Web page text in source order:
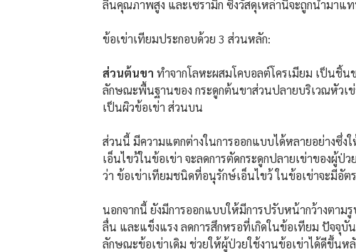
ลีนคุณภาพสูง และเซรามิก ซึ่งวัสดุเหล่านี้จะถูกนำมา
ข้อเข่าเทียมประกอบด้วย 3 ส่วนหลัก:
ส่วนต้นขา ทำจากโลหะผสมโคบอลต์โครเมียม เป็นชิ้
ลักษณะพื้นฐานของ กระดูกต้นขาส่วนปลายบริเวณหัวเ
เป็นผิวข้อเข่า ส่วนบน
ส่วนนี้ มีความแตกต่างในการออกแบบได้หลายอย่างซึ่ง
เอ็นไขว้ในข้อเข่า จะลดการตัดกระดูกปลายเข่าของผู้ป่
ว่า ข้อเข่าเทียมชนิดที่อนุรักษ์เอ็นไขว้ ในข้อเข่าจะมีอั
นอกจากนี้ ยังมีการออกแบบให้มีการปรับหน้ากว้างตาม
ลื่น และแข็งแรง ลดการสึกหรอที่เกิดในข้อเทียม ปัจจุ
ลักษณะข้อเข่าเดิม ช่วยให้ผู้ป่วยใช้งานข้อเข่าได้ดีขึ้นห